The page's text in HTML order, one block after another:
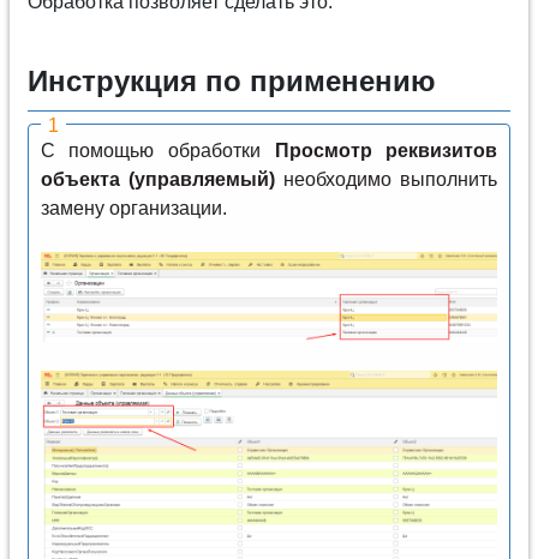
Инструкция по применению
С помощью обработки
Просмотр реквизитов
объекта (управляемый)необходимо выполнить
замену организации.